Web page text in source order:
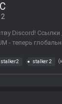
Discord!
- теперь
stalker2 stalker 2